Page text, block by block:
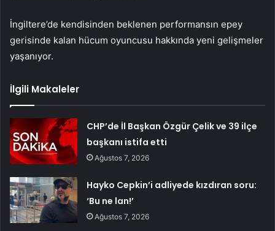
İngiltere’de kendisinden beklenen performansın epey
gerisinde kalan hücum oyuncusu hakkında yeni gelişmeler
yaşanıyor.
İlgili Makaleler
CHP’de İl Başkan Özgür Çelik ve 39 ilçe
başkanı istifa etti
Ağustos 7, 2026
Hayko Cepkin’i adliyede kızdıran soru:
‘Bu ne lan!’
Ağustos 7, 2026